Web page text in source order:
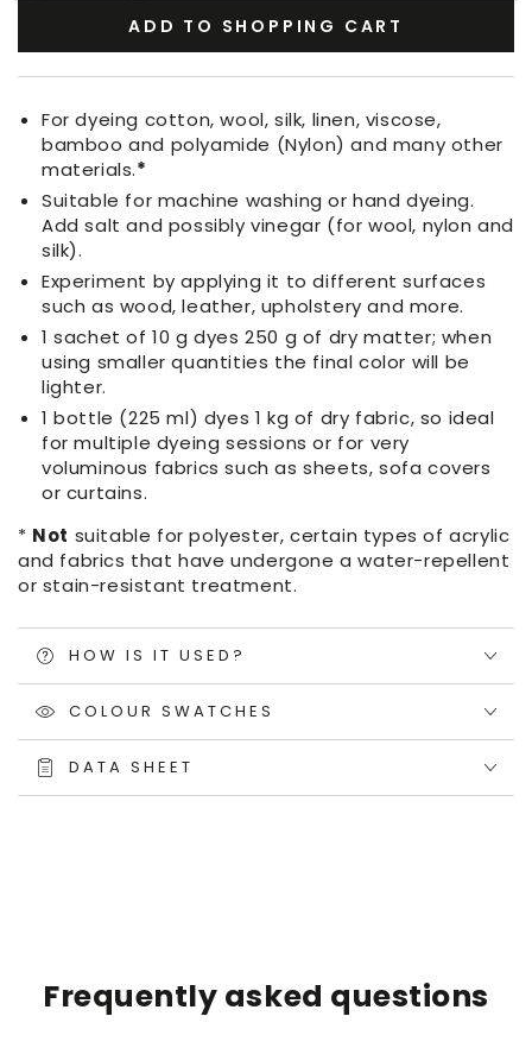
Dark
Jeans
Blue
for
Dark
Jeans
Blue
ADD TO SHOPPING CART
For dyeing cotton, wool, silk, linen, viscose,
bamboo and polyamide (Nylon) and many other
materials.*
Suitable for machine washing or hand dyeing.
Add salt and possibly vinegar (for wool, nylon and
silk).
Experiment by applying it to different surfaces
such as wood, leather, upholstery and more.
1 sachet of 10 g dyes 250 g of dry matter; when
using smaller quantities the final color will be
lighter.
1 bottle (225 ml) dyes 1 kg of dry fabric, so ideal
for multiple dyeing sessions or for very
voluminous fabrics such as sheets, sofa covers
or curtains.
* Not suitable for polyester, certain types of acrylic
and fabrics that have undergone a water-repellent
or stain-resistant treatment.
HOW IS IT USED?
COLOUR SWATCHES
DATA SHEET
Frequently asked questions